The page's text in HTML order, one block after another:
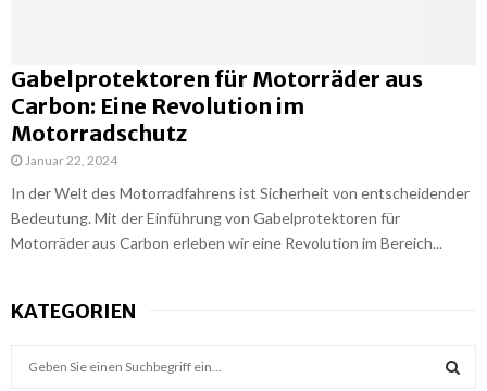
Gabelprotektoren für Motorräder aus
Carbon: Eine Revolution im
Motorradschutz
Januar 22, 2024
In der Welt des Motorradfahrens ist Sicherheit von entscheidender
Bedeutung. Mit der Einführung von Gabelprotektoren für
Motorräder aus Carbon erleben wir eine Revolution im Bereich...
KATEGORIEN